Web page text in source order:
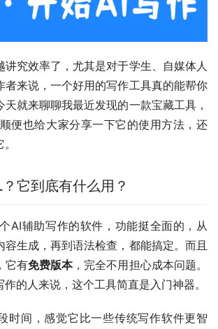
讲究效率了，尤其是对于学生、自媒体人
者来说，一个好用的写作工具真的能帮你
就来聊聊我最近发现的一款宝藏工具，
顺便也给大家分享一下它的使用方法，还
它到底有什么用？
AI辅助写作的软件，功能挺全面的，从
容生成，再到语法检查，都能搞定。而且
它有免费版本，完全不用担心成本问题。
的人来说，这个工具简直是入门神器。
时间，感觉它比一些传统写作软件更智